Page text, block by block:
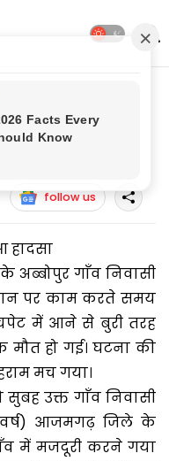
हाई बोल्टेज की चपेट से
की चपेट से
follow us
अब्बोपुर गाँव निवासी
पर काम करते समय
में आने से बुरी तरह
हो गई। घटना की
मच गया।
उक्त गाँव निवासी
वर्ष) आजमगढ़ जिले के
में मजदूरी करने गया